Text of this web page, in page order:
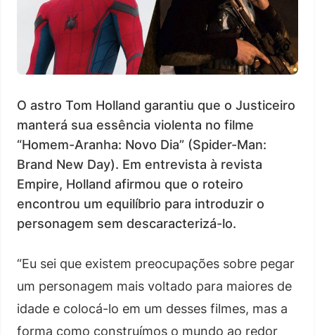
O astro Tom Holland garantiu que o Justiceiro
manterá sua essência violenta no filme
“Homem-Aranha: Novo Dia” (Spider-Man:
Brand New Day). Em entrevista à revista
Empire, Holland afirmou que o roteiro
encontrou um equilíbrio para introduzir o
personagem sem descaracterizá-lo.
“Eu sei que existem preocupações sobre pegar
um personagem mais voltado para maiores de
idade e colocá-lo em um desses filmes, mas a
forma como construímos o mundo ao redor